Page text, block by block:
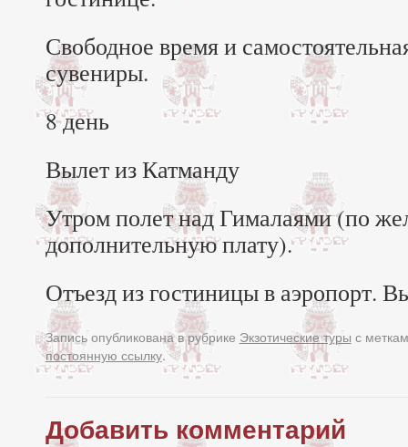
Свободное время и
сувениры.
8 день
Вылет из Катманду
Утром полет над Гималаями (по
дополнительную плату).
Отъезд из гостиницы в аэропорт.
Запись опубликована в рубрике Экзотические туры с
постоянную ссылку.
Добавить комментарий